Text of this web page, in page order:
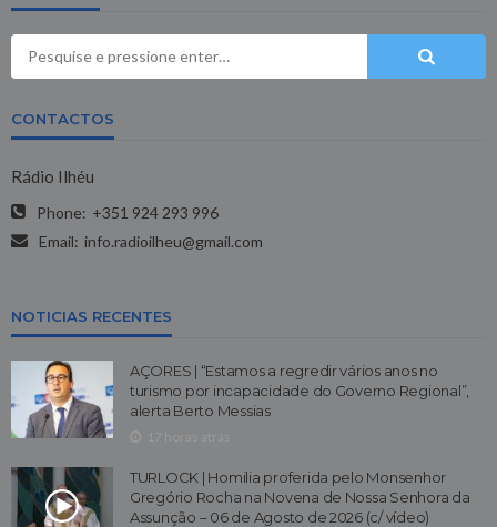
CONTACTOS
Rádio Ilhéu
Phone: +351 924 293 996
Email: info.radioilheu@gmail.com
NOTICIAS RECENTES
AÇORES | “Estamos a regredir vários anos no
turismo por incapacidade do Governo Regional”,
alerta Berto Messias
TURLOCK | Homilia proferida pelo Monsenhor
Gregório Rocha na Novena de Nossa Senhora da
Assunção – 06 de Agosto de 2026 (c/ vídeo)